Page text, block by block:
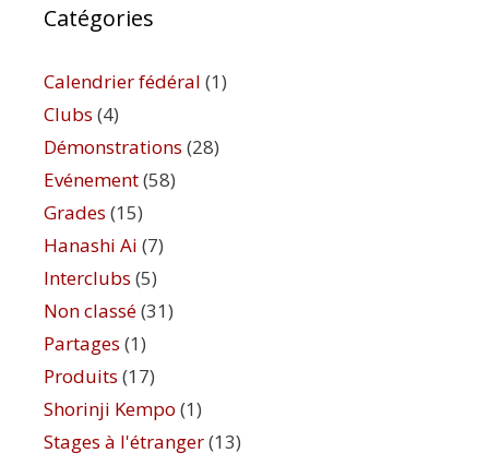
Catégories
Calendrier fédéral (1)
Clubs (4)
Démonstrations (28)
Evénement(58)
Grades (15)
Hanashi Ai (7)
Interclubs (5)
Non classé(31)
Partages (1)
Produits (17)
Shorinji Kempo (1)
Stages à l'étranger(13)